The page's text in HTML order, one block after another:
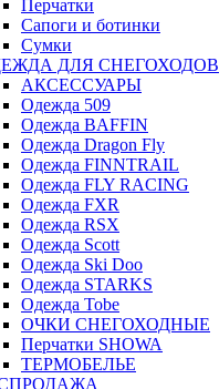
Перчатки
Сапоги и ботинки
Сумки
ДЛЯ СНЕГОХОДОВ
АКСЕССУАРЫ
Одежда 509
Одежда BAFFIN
Одежда Dragon Fly
Одежда FINNTRAIL
Одежда FLY RACING
Одежда FXR
Одежда RSX
Одежда Scott
Одежда Ski Doo
Одежда STARKS
Одежда Tobe
ОЧКИ СНЕГОХОДНЫЕ
Перчатки SHOWA
ТЕРМОБЕЛЬЕ